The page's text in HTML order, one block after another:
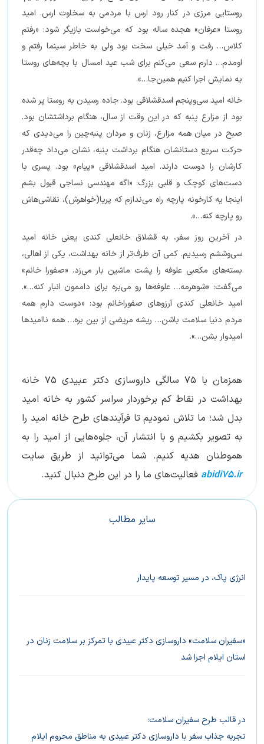
روستایی مرزی در کنار رود ارس با مردمی به سخاوت ارس. امید
روستا «عرفان» هجده ساله بود که می‌خواست بازیگر شود: «رفتم
کلاس… رفت و آمد خیلی سخت بود ولی به خاطر سینما رفتم و
اومدم… دارم سعی می‌کنم برای شب عید امسال با بچه‌های روستا
یه نمایش اجرا کنیم همین‌جا…».
خانه امید سی‌وپنجم اسدقشلاقی بود. جاده رسیدن به روستا پر شده
بود از مزارع پنبه که در این وقت از سال، هنگام برداشتشان بود‌.
صبح در میان همه مزارع، زنان و‌ مردان پنبه‌چین را می‌دیدی که
حرکت سریع دستانشان هنگام برداشت پنبه، نشان می‌داد چه‌قدر
کارشان را دوست دارند. امید اسدقشلاقی «پیام» بود. پسری با
دست‌های کوچک و قلبی بزرگ: «اگه مهندسی نساجی قبول بشم
اینجا یه کارخونه پارچه راه می‌ندازم که پریا(خواهرش)، نقاشی‌هاش
رو پارچه کنه…».
در آخرین روز سفر، به قشلاق خانعلی کندی یعنی خانه امید
سی‌وششم رسیدیم. کمی آن طرف‌تر از خانه بهداشت، یکی از اهالی،
بسته‌های مکعبی علوفه را پشت ماشین بار می‌زد. «صفورا خانم»
می‌گفت: «شوهرمه… علوفه‌ها رو می‌بره برای داممون انبار کنه…».
امید خانعلی کندی آرزوهای صفوراخانم بود: «دوست دارم همه
مردم دنیا سلامت باشن… ریشه مریضی از بین بره… همه ناامیدها
امیدوار بشن…».
همزمان با ۷۵ سالگی داروسازی دکتر عبیدی ۷۵ خانه
بهداشت در نقاط کم برخوردار سراسر کشور به خانه امید
بدل شد؛ ما تلاش نمودیم تا فرآیندهای طرح خانه امید را
به تصویر بکشیم و با انتشار آن، جلوه‌هایی از امید را به
هموطنان هدیه کنیم. شما می‌توانید از طریق سایت
abidi75.ir فعالیت‌های ما را در این طرح دنبال کنید.
سایر مطالب
انرژی پاک، در مسیر توسعه پایدار
«سفیران سلامت» داروسازی دکتر عبیدی با تمرکز بر سلامت زنان در
استان ایلام اجرا شد
در قالب طرح سفیران سلامت:
تجربه جذاب سفر با داروسازی دکتر عبیدی به مناطق محروم ایلام